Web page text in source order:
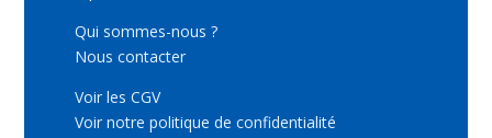
Qui sommes-nous ?
Nous contacter
Voir les CGV
Voir notre politique de confidentialité